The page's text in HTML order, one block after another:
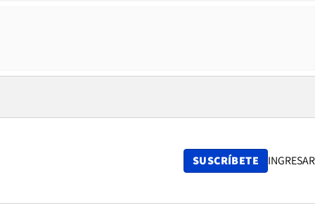
SUSCRÍBETE INGRESAR